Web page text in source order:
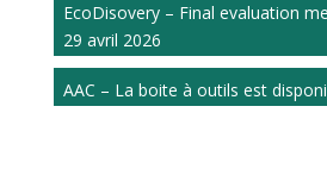
EcoDisovery – Final evaluation
29 avril 2026
AAC – La boite à outils est